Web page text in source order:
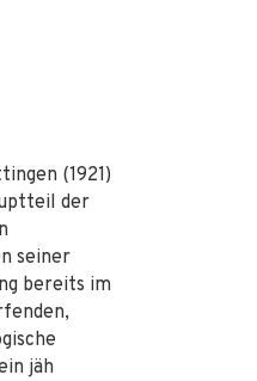
(1921)
der
seiner
bereits im
jäh